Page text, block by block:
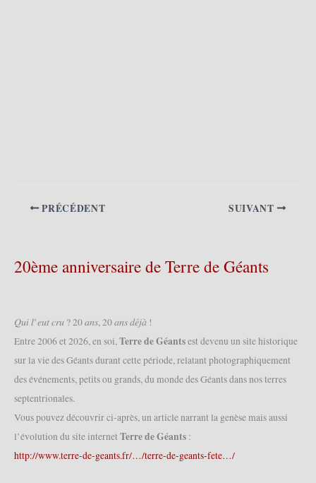
PRÉCÉDENT SUIVANT
20ème anniversaire de Terre de Géants
𝑄𝑢𝑖 𝑙’𝑒𝑢𝑡 𝑐𝑟𝑢 ? 20 𝑎𝑛𝑠, 20 𝑎𝑛𝑠 𝑑𝑒́𝑗𝑎̀ !
Entre 2006 et 2026, en soi,Terre de Géantsest devenu un site historique
sur la vie des Géants durant cette période, relatant photographiquement
des événements, petits ou grands, du monde des Géants dans nos terres
septentrionales.
Vous pouvez découvrir ci-après, un article narrant la genèse mais aussi
l’évolution du site internet Terre de Géants :
http://www.terre-de-geants.fr/…/terre-de-geants-fete…/